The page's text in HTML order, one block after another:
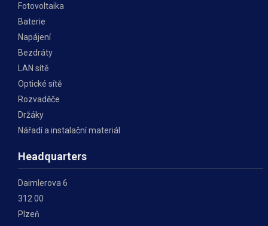
Fotovoltaika
Baterie
Napájení
Bezdráty
LAN sítě
Optické sítě
Rozvaděče
Držáky
Nářadí a instalační materiál
Headquarters
Daimlerova 6
312 00
Plzeň